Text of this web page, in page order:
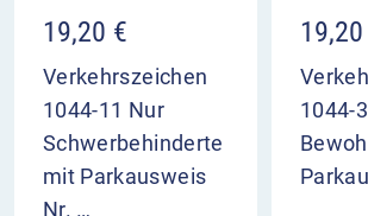
19,20 €
Verkehrszeichen
1044-11 Nur
Schwerbehinderte
mit Parkausweis
Nr. …
19,20
1044-